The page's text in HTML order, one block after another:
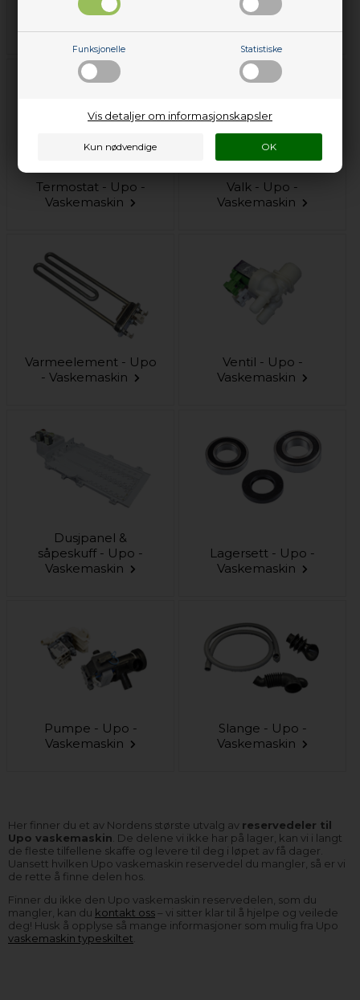
Funksjonelle Statistiske
Vis detaljer om informasjonskapsler
Styring - Upo -
Støtdemper - Upo -
Termostat - Upo -
Vaskemaskin
Valk - Upo -
Vaskemaskin
Varmeelement - Upo
- Vaskemaskin
Ventil - Upo -
Vaskemaskin
Dusjpanel &
såpeskuff - Upo -
Vaskemaskin
Lagersett - Upo -
Vaskemaskin
Pumpe - Upo -
Vaskemaskin
Slange - Upo -
Vaskemaskin
Her finner du et av Nordens største utvalg av reservedeler til
Upo vaskemaskin . De delene vi ikke har på lager, kan vi i langt
de fleste tilfellene skaffe og levere til deg i løpet av få dager.
Uansett hvilken Upo vaskemaskin reservedel du mangler, så er vi
de rette å finne delen hos.
Finner du ikke den Upo vaskemaskin reservedelen, som du
mangler, kan du kontakt oss– vi sitter klar til å hjelpe og veilede
deg! Husk å opplyse så mange informasjoner som mulig fra Upo
vaskemaskin typeskiltet